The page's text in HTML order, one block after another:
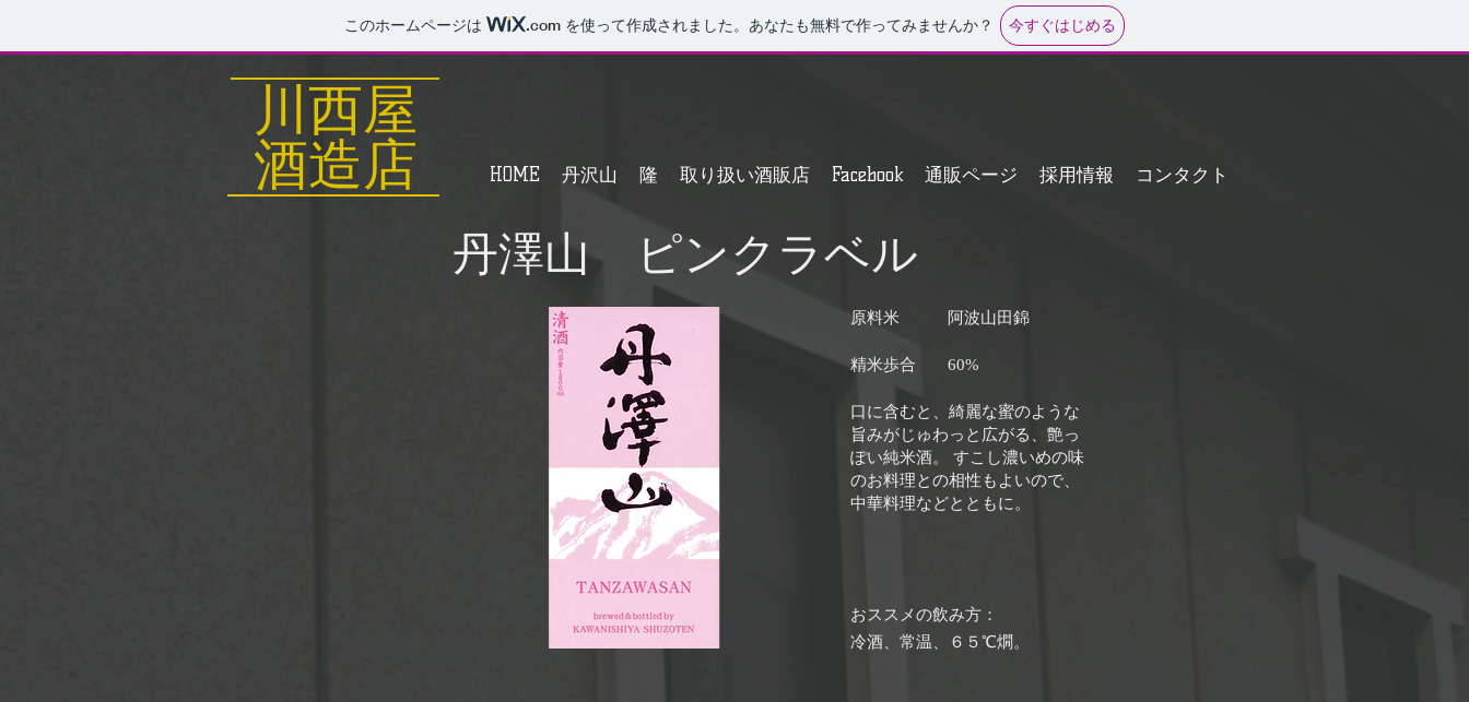
このホームページは .com を使って作成されました。あなたも無料で作ってみませんか？ 今すぐはじめる
HOME 丹沢山 隆 取り扱い酒販店 Facebook 通販ページ 採用情報 コンタクト
丹澤山 ピンクラベル
原料米
精米歩合
阿波山田錦
60%
口に含むと、綺麗な蜜のような
旨みがじゅわっと広がる、艶っ
ぽい純米酒。 すこし濃いめの味
のお料理との相性もよいので、
中華料理などとともに。
おススメの飲み方：
冷酒、常温、６５℃燗。
川西屋
​酒造店